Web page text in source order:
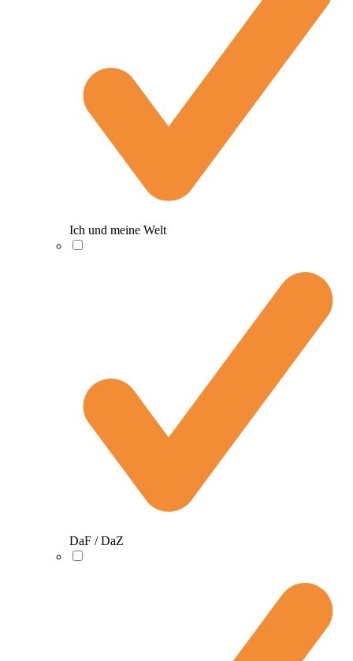
Ich und meine Welt
DaF / DaZ